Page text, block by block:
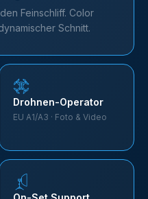
Feinschliff. Color
Schnitt.
Drohnen-Operator
EU A1/A3 · Foto & Video